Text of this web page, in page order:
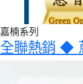
嘉楠系列
全聯熱銷 ◆